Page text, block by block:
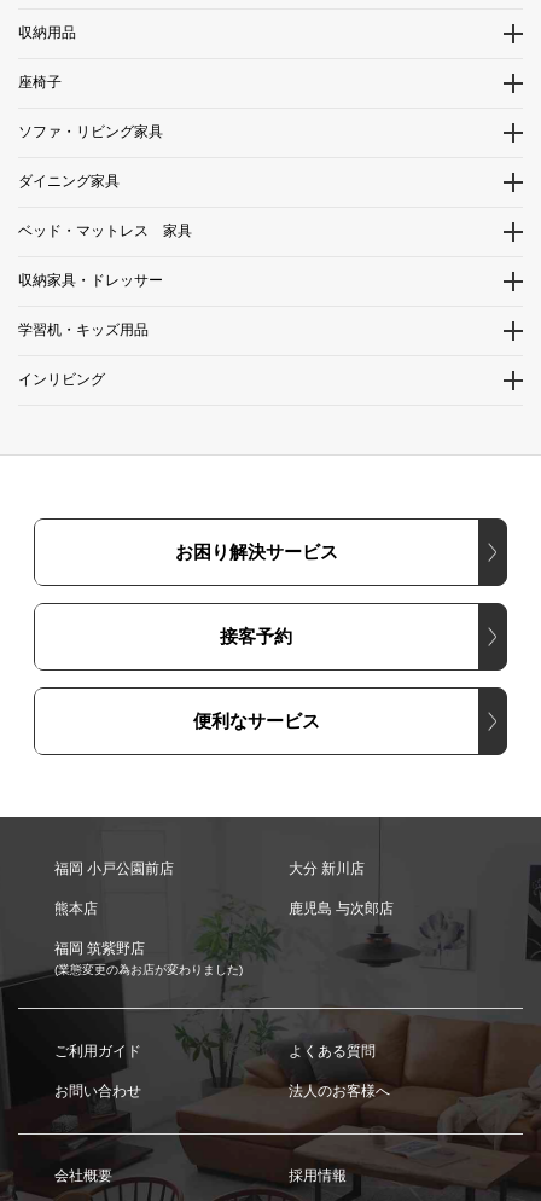
収納用品
座椅子
ソファ・リビング家具
ダイニング家具
ベッド・マットレス 家具
収納家具・ドレッサー
学習机・キッズ用品
インリビング
お困り解決サービス
接客予約
便利なサービス
福岡 小戸公園前店 大分 新川店
熊本店 鹿児島 与次郎店
福岡 筑紫野店
(業態変更の為お店が変わりました)
ご利用ガイド よくある質問
お問い合わせ 法人のお客様へ
会社概要 採用情報